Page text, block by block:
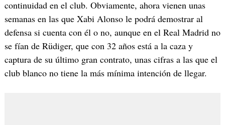
continuidad en el club. Obviamente, ahora vienen unas
semanas en las que Xabi Alonso le podrá demostrar al
defensa si cuenta con él o no, aunque en el Real Madrid no
se fían de Rüdiger, que con 32 años está a la caza y
captura de su último gran contrato, unas cifras a las que el
club blanco no tiene la más mínima intención de llegar.